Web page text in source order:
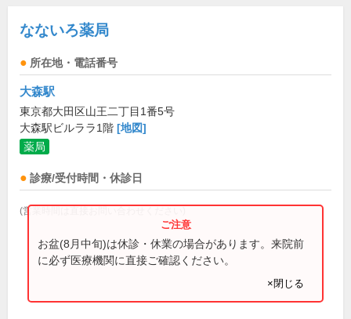
なないろ薬局
所在地・電話番号
大森駅
東京都大田区山王二丁目1番5号
大森駅ビルララ1階 [地図]
薬局
診療/受付時間・休診日
(営業時間は直接お問い合わせください)
お盆(8月中旬)は休診・休業の場合があります。来院前
に必ず医療機関に直接ご確認ください。
×閉じる